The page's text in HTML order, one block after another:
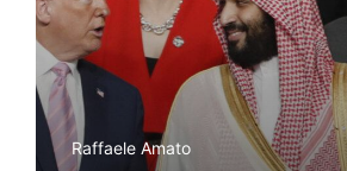
Raffaele Amato